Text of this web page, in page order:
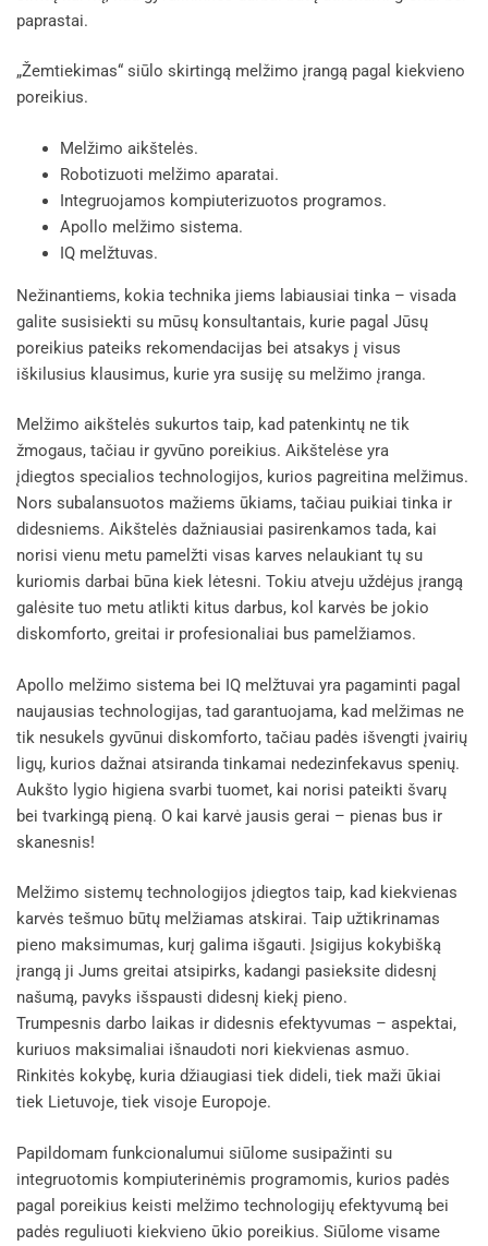
paprastai.
„Žemtiekimas“ siūlo skirtingą melžimo įrangą pagal kiekvieno
poreikius.
Melžimo aikštelės.
Robotizuoti melžimo aparatai.
Integruojamos kompiuterizuotos programos.
Apollo melžimo sistema.
IQ melžtuvas.
Nežinantiems, kokia technika jiems labiausiai tinka – visada
galite susisiekti su mūsų konsultantais, kurie pagal Jūsų
poreikius pateiks rekomendacijas bei atsakys į visus
iškilusius klausimus, kurie yra susiję su melžimo įranga.
Melžimo aikštelės sukurtos taip, kad patenkintų ne tik
žmogaus, tačiau ir gyvūno poreikius. Aikštelėse yra
įdiegtos specialios technologijos, kurios pagreitina melžimus.
Nors subalansuotos mažiems ūkiams, tačiau puikiai tinka ir
didesniems. Aikštelės dažniausiai pasirenkamos tada, kai
norisi vienu metu pamelžti visas karves nelaukiant tų su
kuriomis darbai būna kiek lėtesni. Tokiu atveju uždėjus įrangą
galėsite tuo metu atlikti kitus darbus, kol karvės be jokio
diskomforto, greitai ir profesionaliai bus pamelžiamos.
Apollo melžimo sistema bei IQ melžtuvai yra pagaminti pagal
naujausias technologijas, tad garantuojama, kad melžimas ne
tik nesukels gyvūnui diskomforto, tačiau padės išvengti įvairių
ligų, kurios dažnai atsiranda tinkamai nedezinfekavus spenių.
Aukšto lygio higiena svarbi tuomet, kai norisi pateikti švarų
bei tvarkingą pieną. O kai karvė jausis gerai – pienas bus ir
skanesnis!
Melžimo sistemų technologijos įdiegtos taip, kad kiekvienas
karvės tešmuo būtų melžiamas atskirai. Taip užtikrinamas
pieno maksimumas, kurį galima išgauti. Įsigijus kokybišką
įrangą ji Jums greitai atsipirks, kadangi pasieksite didesnį
našumą, pavyks išspausti didesnį kiekį pieno.
Trumpesnis darbo laikas ir didesnis efektyvumas – aspektai,
kuriuos maksimaliai išnaudoti nori kiekvienas asmuo.
Rinkitės kokybę, kuria džiaugiasi tiek dideli, tiek maži ūkiai
tiek Lietuvoje, tiek visoje Europoje.
Papildomam funkcionalumui siūlome susipažinti su
integruotomis kompiuterinėmis programomis, kurios padės
pagal poreikius keisti melžimo technologijų efektyvumą bei
padės reguliuoti kiekvieno ūkio poreikius. Siūlome visame